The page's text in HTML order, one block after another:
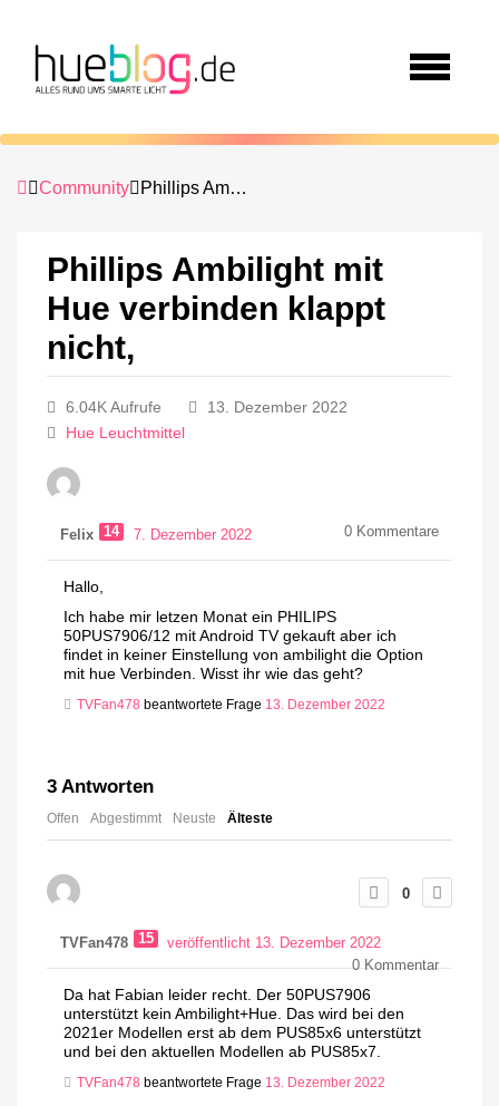
Community Phillips Ambilight mit Hue verbinden klappt nicht,
Phillips Ambilight mit
Hue verbinden klappt
nicht,
6.04K Aufrufe
13. Dezember 2022
Hue Leuchtmittel
Felix 14 7. Dezember 2022 0 Kommentare
Hallo,
Ich habe mir letzen Monat ein PHILIPS
50PUS7906/12 mit Android TV gekauft aber ich
findet in keiner Einstellung von ambilight die Option
mit hue Verbinden. Wisst ihr wie das geht?
TVFan478 beantwortete Frage 13. Dezember 2022
3 Antworten
Offen Abgestimmt Neuste Älteste
0
TVFan478 15
veröffentlicht 13. Dezember 2022
0Kommentar
Da hat Fabian leider recht. Der 50PUS7906
unterstützt kein Ambilight+Hue. Das wird bei den
2021er Modellen erst ab dem PUS85x6 unterstützt
und bei den aktuellen Modellen ab PUS85x7.
TVFan478 beantwortete Frage 13. Dezember 2022